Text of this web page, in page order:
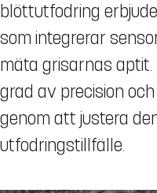
blöttutfodring
som integrerar
mäta grisarnas aptit.
grad av precision
genom att justera
utfodringstillfälle.